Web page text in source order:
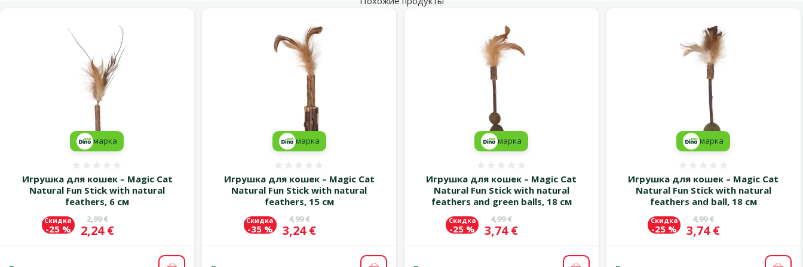
Игрушка для кошек – Magic Cat
Natural Fun Stick with natural
feathers, 6 см
Исходная цена
2,99 €
Цена
2,24 €
Скидка
-25 %
марка
Игрушка для кошек – Magic Cat
Natural Fun Stick with natural
feathers, 15 см
Исходная цена
4,99 €
Цена
3,24 €
Скидка
-35 %
марка
Игрушка для кошек – Magic Cat
Natural Fun Stick with natural
feathers and green balls, 18 см
Исходная цена
4,99 €
Цена
3,74 €
Скидка
-25 %
марка
Игрушка для кошек – Magic Cat
Natural Fun Stick with natural
feathers and ball, 18 см
Исходная цена
4,99 €
Цена
3,74 €
Скидка
-25 %
марка